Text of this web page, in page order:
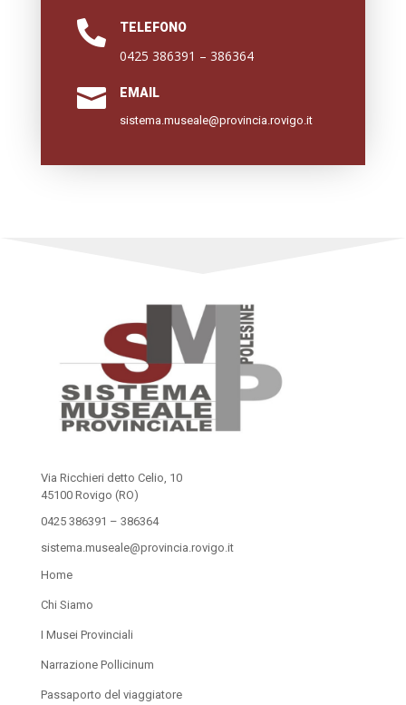
 TELEFONO
0425 386391 – 386364
 EMAIL
sistema.museale@provincia.rovigo.it
Via Ricchieri detto Celio, 10
45100 Rovigo (RO)
0425 386391 – 386364
sistema.museale@provincia.rovigo.it
Home
Chi Siamo
I Musei Provinciali
Narrazione Pollicinum
Passaporto del viaggiatore